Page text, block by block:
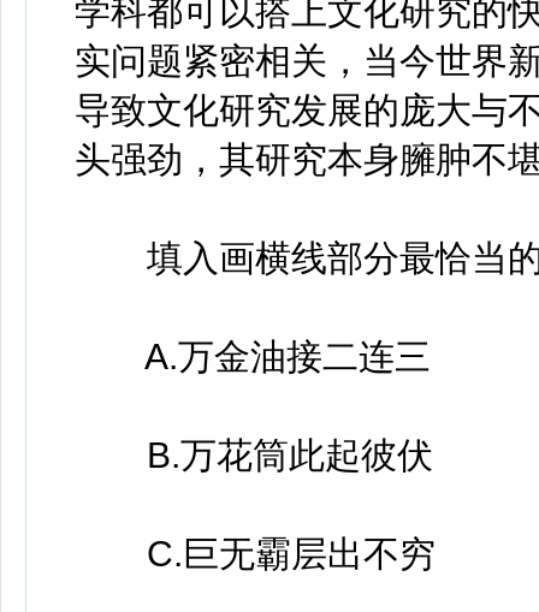
学科都可以搭上文化研究的
实问题紧密相关，当今世界
导致文化研究发展的庞大与
头强劲，其研究本身臃肿不
填入画横线部分最恰当
A.万金油接二连三
B.万花筒此起彼伏
C.巨无霸层出不穷